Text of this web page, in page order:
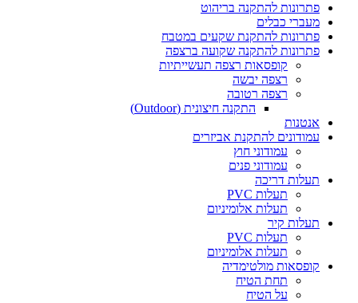
פתרונות להתקנה בריהוט
מעברי כבלים
פתרונות להתקנת שקעים במטבח
פתרונות להתקנה שקועה ברצפה
קופסאות רצפה תעשייתיות
רצפה יבשה
רצפה רטובה
התקנה חיצונית (Outdoor)
אנטנות
עמודונים להתקנת אביזרים
עמודוני חוץ
עמודוני פנים
תעלות דריכה
תעלות PVC
תעלות אלומיניום
תעלות קיר
תעלות PVC
תעלות אלומיניום
קופסאות מולטימדיה
תחת הטיח
על הטיח